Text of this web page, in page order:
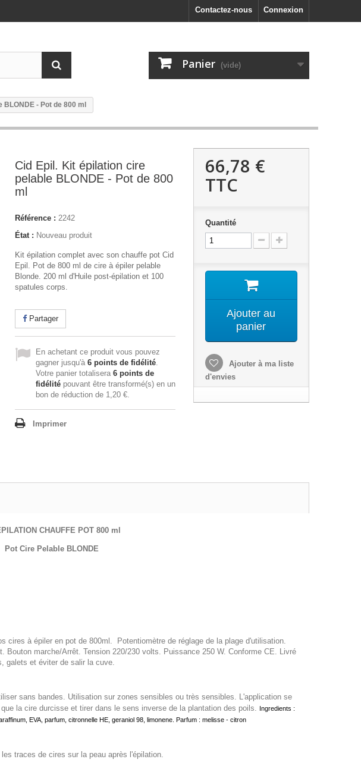
Connexion
Contactez-nous
Panier (vide)
- Pot de 800 ml
Cid Epil. Kit épilation cire
pelable BLONDE - Pot de 800
ml
Référence : 2242
État : Nouveau produit
Kit épilation complet avec son chauffe pot Cid
Epil. Pot de 800 ml de cire à épiler pelable
Blonde. 200 ml d'Huile post-épilation et 100
spatules corps.
Partager
En achetant ce produit vous pouvez
gagner jusqu'à 6 points de fidélité.
Votre panier totalisera 6 points de
fidélité pouvant être transformé(s) en un
bon de réduction de 1,20 €.
Imprimer
66,78 €
TTC
Quantité
Ajouter au
panier
Ajouter à ma liste
d'envies
CHAUFFE POT 800 ml
Pot Cire Pelable BLONDE
cires à épiler en pot de 800ml. Potentiomètre de réglage de la plage d'utilisation.
Bouton marche/Arrêt. Tension 220/230 volts. Puissance 250 W. Conforme CE. Livré
galets et éviter de salir la cuve.
sans bandes. Utilisation sur zones sensibles ou très sensibles. L'application se
la cire durcisse et tirer dans le sens inverse de la plantation des poils. Ingredients :
EVA, parfum, citronnelle HE, geraniol 98, limonene. Parfum : melisse - citron
traces de cires sur la peau après l'épilation.